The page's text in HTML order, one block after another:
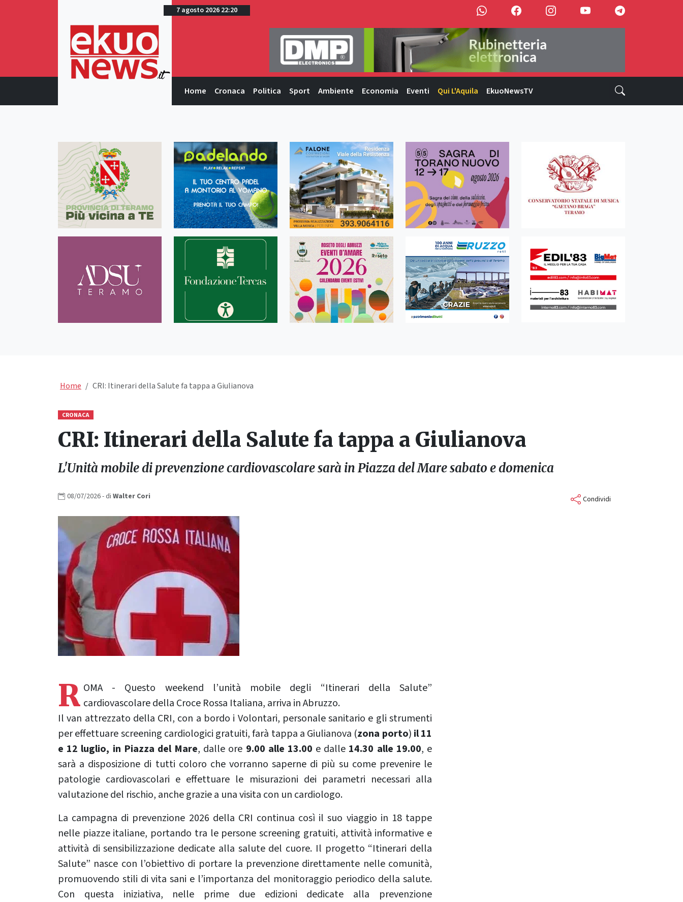
7 agosto 2026 22:20
Home Cronaca Politica Sport Ambiente Economia Eventi Qui L'Aquila EkuoNewsTV
Home CRI: Itinerari della Salute fa tappa a Giulianova
CRONACA
CRI: Itinerari della Salute fa tappa a Giulianova
L'Unità mobile di prevenzione cardiovascolare sarà in Piazza del Mare sabato e domenica
08/07/2026- di Walter Cori Condividi
R OMA - Questo weekend l’unità mobile degli “Itinerari della Salute”
cardiovascolare della Croce Rossa Italiana, arriva in Abruzzo.
Il van attrezzato della CRI, con a bordo i Volontari, personale sanitario e gli strumenti
per effettuare screening cardiologici gratuiti, farà tappa a Giulianova (zona porto) il 11
e 12 luglio, in Piazza del Mare, dalle ore 9.00 alle 13.00 e dalle 14.30 alle 19.00, e
sarà a disposizione di tutti coloro che vorranno saperne di più su come prevenire le
patologie cardiovascolari e effettuare le misurazioni dei parametri necessari alla
valutazione del rischio, anche grazie a una visita con un cardiologo.
La campagna di prevenzione 2026 della CRI continua così il suo viaggio in 18 tappe
nelle piazze italiane, portando tra le persone screening gratuiti, attività informative e
attività di sensibilizzazione dedicate alla salute del cuore. Il progetto “Itinerari della
Salute” nasce con l’obiettivo di portare la prevenzione direttamente nelle comunità,
promuovendo stili di vita sani e l’importanza del monitoraggio periodico della salute.
Con questa iniziativa, nelle prime due edizioni dedicate alla prevenzione